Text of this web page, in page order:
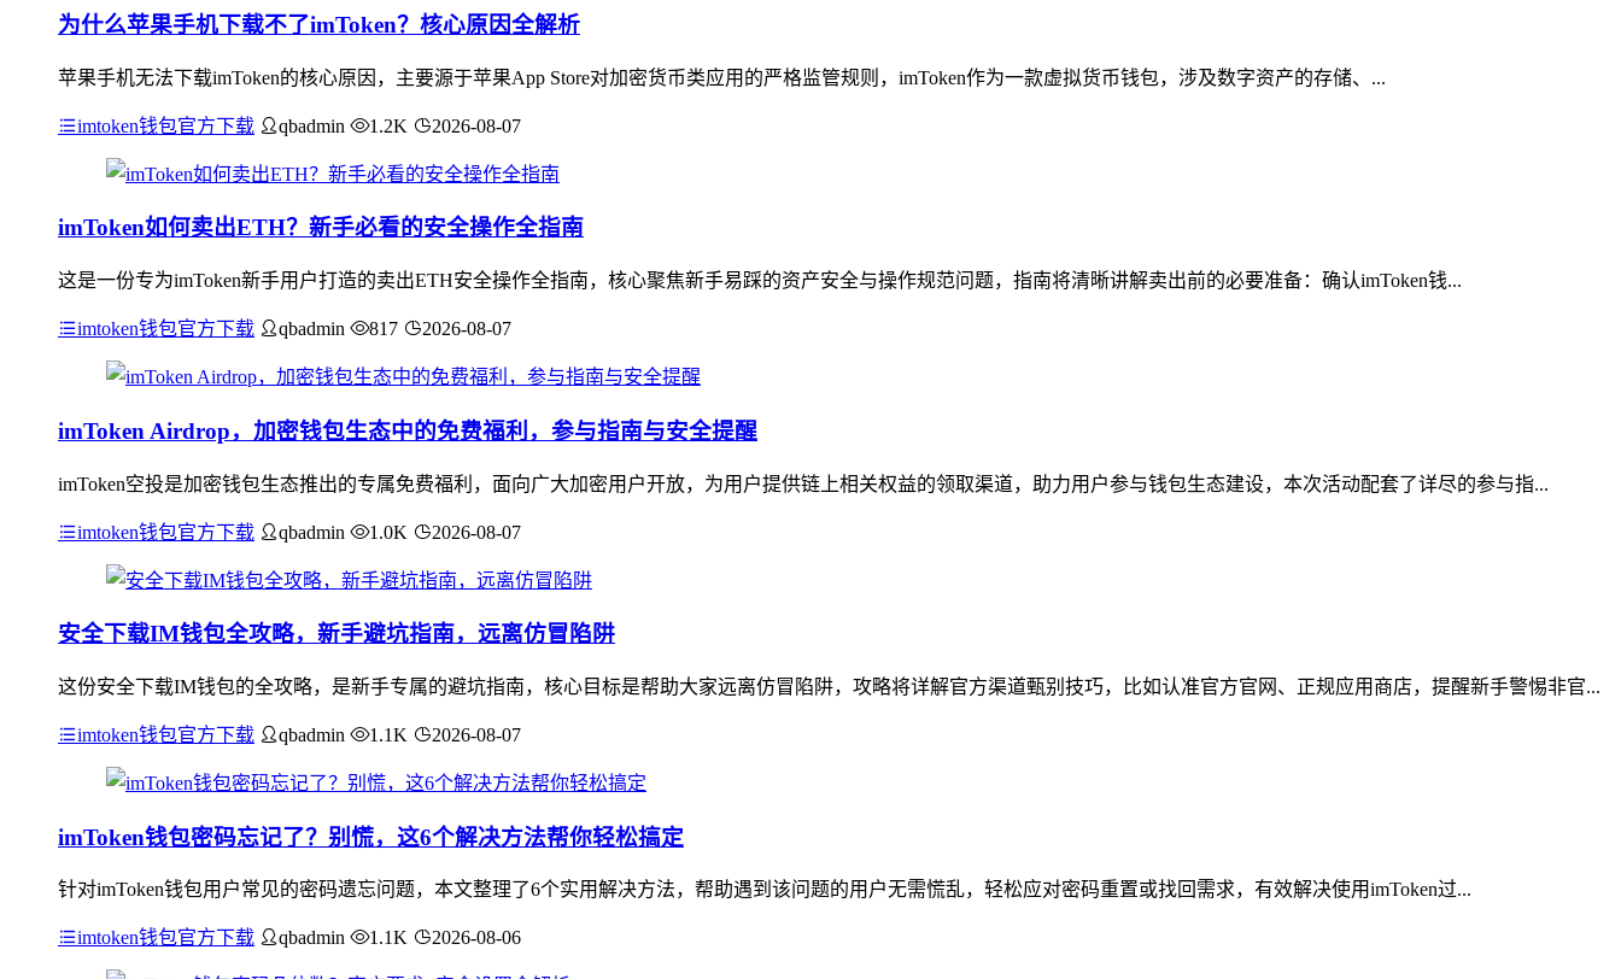
为什么苹果手机下载不了imToken？核心原因全解析
苹果手机无法下载imToken的核心原因，主要源于苹果App Store对加密货币类应用的严格监管规则，imToken作为一款虚拟货币钱包，涉及数字资产的存储、...
imtoken钱包官方下载 qbadmin 1.2K 2026-08-07
imToken如何卖出ETH？新手必看的安全操作全指南
这是一份专为imToken新手用户打造的卖出ETH安全操作全指南，核心聚焦新手易踩的资产安全与操作规范问题，指南将清晰讲解卖出前的必要准备：确认imToken钱...
imtoken钱包官方下载 qbadmin 817 2026-08-07
imToken Airdrop，加密钱包生态中的免费福利，参与指南与安全提醒
imToken空投是加密钱包生态推出的专属免费福利，面向广大加密用户开放，为用户提供链上相关权益的领取渠道，助力用户参与钱包生态建设，本次活动配套了详尽的参与指...
imtoken钱包官方下载 qbadmin 1.0K 2026-08-07
安全下载IM钱包全攻略，新手避坑指南，远离仿冒陷阱
这份安全下载IM钱包的全攻略，是新手专属的避坑指南，核心目标是帮助大家远离仿冒陷阱，攻略将详解官方渠道甄别技巧，比如认准官方官网、正规应用商店，提醒新手警惕非官...
imtoken钱包官方下载 qbadmin 1.1K 2026-08-07
imToken钱包密码忘记了？别慌，这6个解决方法帮你轻松搞定
针对imToken钱包用户常见的密码遗忘问题，本文整理了6个实用解决方法，帮助遇到该问题的用户无需慌乱，轻松应对密码重置或找回需求，有效解决使用imToken过...
imtoken钱包官方下载 qbadmin 1.1K 2026-08-06